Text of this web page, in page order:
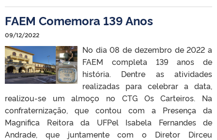
FAEM Comemora 139 Anos
09/12/2022
No dia 08 de dezembro de 2022 a
FAEM completa 139 anos de
história. Dentre as atividades
realizadas para celebrar a data,
realizou-se um almoço no CTG Os Carteiros. Na
confraternização, que contou com a Presença da
Magnifica Reitora da UFPel Isabela Fernandes de
Andrade, que juntamente com o Diretor Dirceu